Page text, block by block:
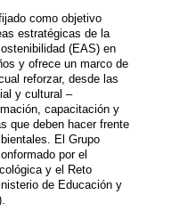
como objetivo
estratégicas de la
(EAS) en
y ofrece un marco de
reforzar, desde las
y cultural –
capacitación y
que deben hacer frente
El Grupo
por el
y el Reto
de Educación y